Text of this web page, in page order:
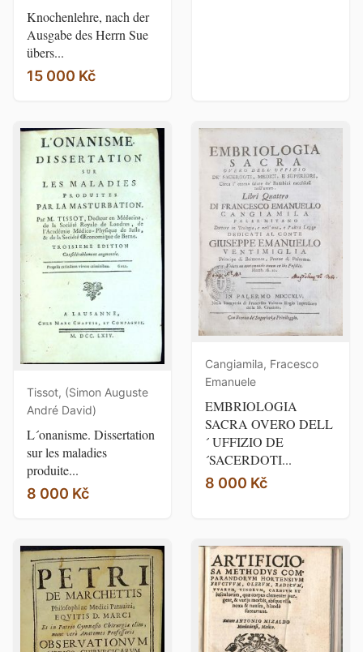
Knochenlehre, nach der
Ausgabe des Herrn Sue
übers...
15 000 Kč
Tissot, (Simon Auguste
André David)
L´onanisme. Dissertation
sur les maladies
produite...
8 000 Kč
Cangiamila, Fracesco
Emanuele
EMBRIOLOGIA
SACRA OVERO DELL
´ UFFIZIO DE
´SACERDOTI...
8 000 Kč